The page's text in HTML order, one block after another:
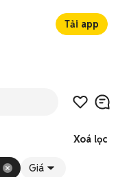
Tải app
Xoá lọc
Giá